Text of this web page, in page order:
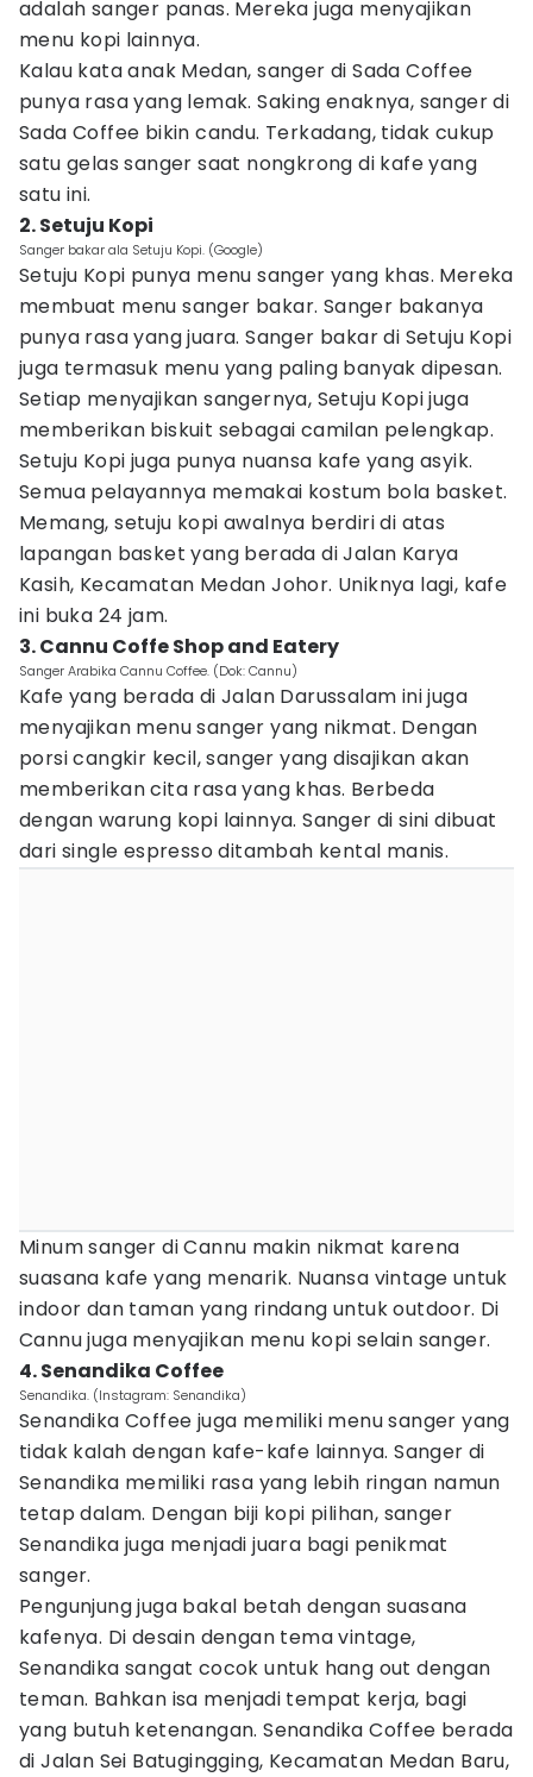
adalah sanger panas. Mereka juga menyajikan
menu kopi lainnya.
Kalau kata anak Medan, sanger di Sada Coffee
punya rasa yang lemak. Saking enaknya, sanger di
Sada Coffee bikin candu. Terkadang, tidak cukup
satu gelas sanger saat nongkrong di kafe yang
satu ini.
2. Setuju Kopi
Sanger bakar ala Setuju Kopi. (Google)
Setuju Kopi punya menu sanger yang khas. Mereka
membuat menu sanger bakar. Sanger bakanya
punya rasa yang juara. Sanger bakar di Setuju Kopi
juga termasuk menu yang paling banyak dipesan.
Setiap menyajikan sangernya, Setuju Kopi juga
memberikan biskuit sebagai camilan pelengkap.
Setuju Kopi juga punya nuansa kafe yang asyik.
Semua pelayannya memakai kostum bola basket.
Memang, setuju kopi awalnya berdiri di atas
lapangan basket yang berada di Jalan Karya
Kasih, Kecamatan Medan Johor. Uniknya lagi, kafe
ini buka 24 jam.
3. Cannu Coffe Shop and Eatery
Sanger Arabika Cannu Coffee. (Dok: Cannu)
Kafe yang berada di Jalan Darussalam ini juga
menyajikan menu sanger yang nikmat. Dengan
porsi cangkir kecil, sanger yang disajikan akan
memberikan cita rasa yang khas. Berbeda
dengan warung kopi lainnya. Sanger di sini dibuat
dari single espresso ditambah kental manis.
Minum sanger di Cannu makin nikmat karena
suasana kafe yang menarik. Nuansa vintage untuk
indoor dan taman yang rindang untuk outdoor. Di
Cannu juga menyajikan menu kopi selain sanger.
4. Senandika Coffee
Senandika. (Instagram: Senandika)
Senandika Coffee juga memiliki menu sanger yang
tidak kalah dengan kafe-kafe lainnya. Sanger di
Senandika memiliki rasa yang lebih ringan namun
tetap dalam. Dengan biji kopi pilihan, sanger
Senandika juga menjadi juara bagi penikmat
sanger.
Pengunjung juga bakal betah dengan suasana
kafenya. Di desain dengan tema vintage,
Senandika sangat cocok untuk hang out dengan
teman. Bahkan isa menjadi tempat kerja, bagi
yang butuh ketenangan. Senandika Coffee berada
di Jalan Sei Batugingging, Kecamatan Medan Baru,